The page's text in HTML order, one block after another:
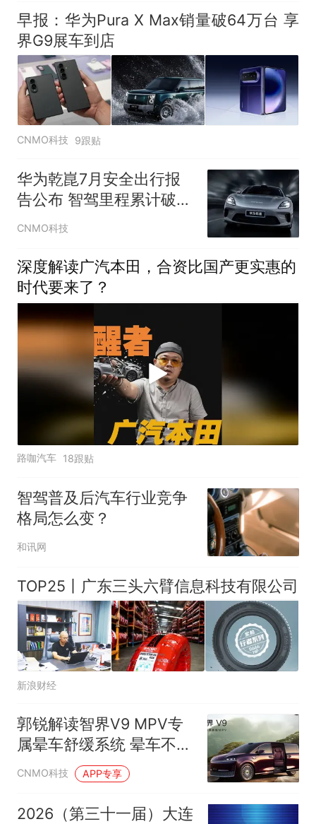
早报：华为Pura X Max销量破64万台 享
界G9展车到店
CNMO科技 9跟贴
华为乾崑7月安全出行报
告公布 智驾里程累计破
134亿公里
CNMO科技
深度解读广汽本田，合资比国产更实惠的
时代要来了？
路咖汽车 18跟贴
智驾普及后汽车行业竞争
格局怎么变？
和讯网
TOP25丨广东三头六臂信息科技有限公司
新浪财经
郭锐解读智界V9 MPV专
属晕车舒缓系统 晕车不再
是旅途困扰
CNMO科技 APP专享
2026（第三十一届）大连